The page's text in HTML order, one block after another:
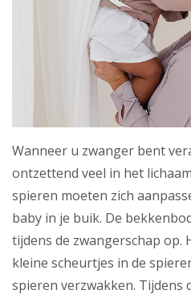
Wanneer u zwanger bent
ontzettend veel in het
spieren moeten zich
baby in je buik. De
tijdens de zwangerschap op.
kleine scheurtjes in de
spieren verzwakken. Tijdens